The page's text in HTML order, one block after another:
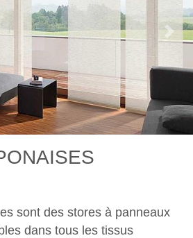
sont des stores à panneaux
dans tous les tissus